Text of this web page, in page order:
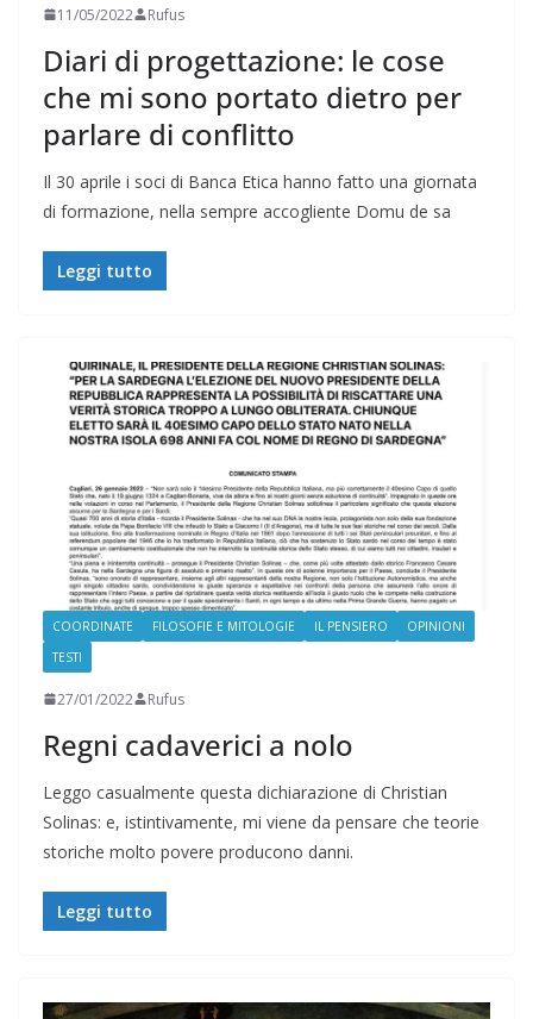
11/05/2022 Rufus
Diari di progettazione: le cose
che mi sono portato dietro per
parlare di conflitto
Il 30 aprile i soci di Banca Etica hanno fatto una giornata
di formazione, nella sempre accogliente Domu de sa
Leggi tutto
COORDINATE FILOSOFIE E MITOLOGIE IL PENSIERO
OPINIONI
TESTI
27/01/2022 Rufus
Regni cadaverici a nolo
Leggo casualmente questa dichiarazione di Christian
Solinas: e, istintivamente, mi viene da pensare che teorie
storiche molto povere producono danni.
Leggi tutto